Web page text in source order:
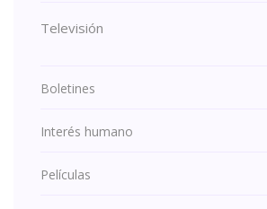
Televisión
Boletines
Interés humano
Películas